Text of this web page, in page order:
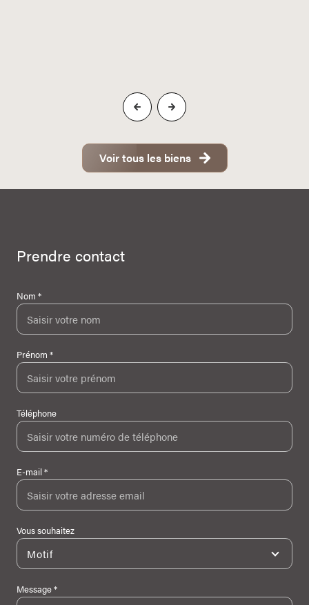
Voir tous les biens
Prendre contact
Nom *
Prénom *
Téléphone
E-mail *
Vous souhaitez
Motif
Message *